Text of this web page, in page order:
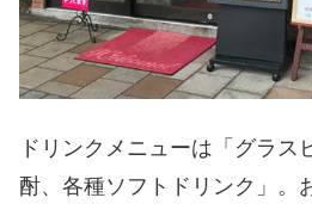
ドリンクメニューは「グラス
酎、各種ソフトドリンク」。